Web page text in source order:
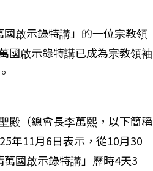
啟示錄特講」的一位宗教領
國啟示錄特講已成為宗教領袖
殿（總會長李萬熙，以下簡稱
年11月6日表示，從10月30
國啟示錄特講」歷時4天3